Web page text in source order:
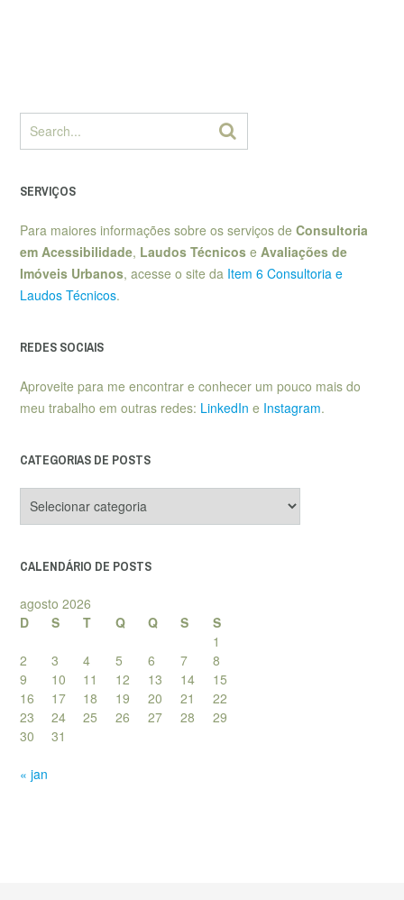
SERVIÇOS
Para maiores informações sobre os serviços de Consultoria
em Acessibilidade, Laudos Técnicos e Avaliações de
Imóveis Urbanos, acesse o site da Item 6 Consultoria e
Laudos Técnicos.
REDES SOCIAIS
Aproveite para me encontrar e conhecer um pouco mais do
meu trabalho em outras redes: LinkedIn e Instagram.
CATEGORIAS DE POSTS
de
CALENDÁRIO DE POSTS
agosto 2026
D
S T Q Q S
S
1
2
3 4 5 6 7
8
9
10 11 12 13 14
15
16
17 18 19 20 21
22
23
24 25 26 27 28
29
30
31
« jan